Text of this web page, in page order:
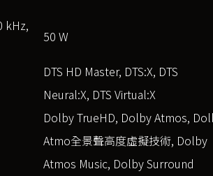
kHz,
50 W
DTS HD Master, DTS:X, DTS
Neural:X, DTS Virtual:X
Dolby TrueHD, Dolby Atmos,
Atmo全景聲高度虛擬技術, Dolby
Atmos Music, Dolby Surround